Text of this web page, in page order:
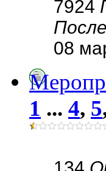
7924
08
1 ... 4, 5